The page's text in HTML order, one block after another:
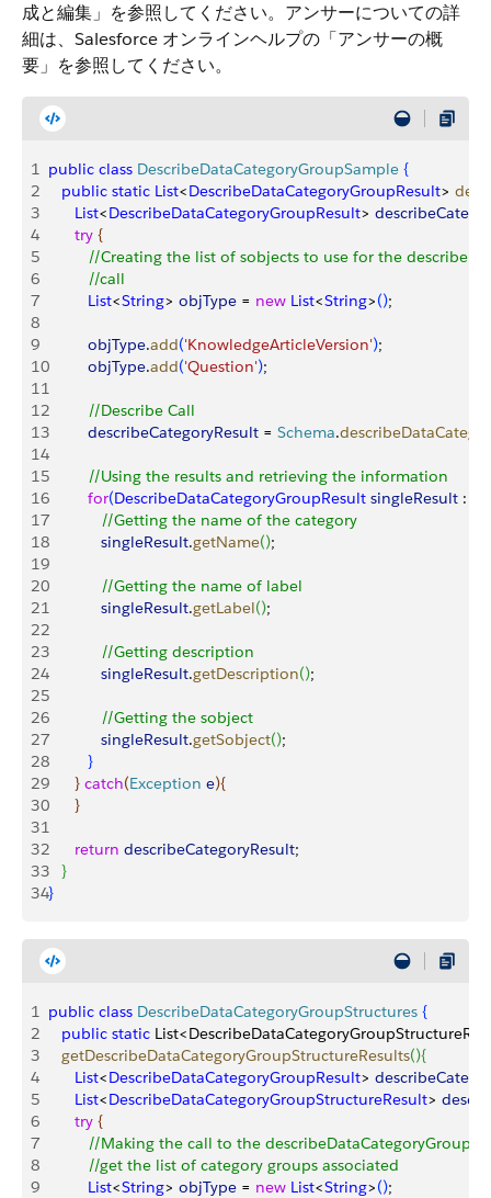
成と編集」を参照してください。アンサーについての詳
細は、Salesforce オンラインヘルプの「アンサーの概
要」を参照してください。
1 public class DescribeDataCategoryGroupSample {
2
   public
static List<DescribeDataCategoryGroupResult>
3
      List
<DescribeDataCategoryGroupResult>
4
      try
{
5
         //Creating the list of sobjects to use for the describe
6
         //call
7
         List
<String> objType = new List<String>();
8
9
         objType
.add('KnowledgeArticleVersion');
10
         objType
.add('Question');
11
12
         //Describe Call
13
         describeCategoryResult
= Schema.
14
15
         //Using the results and retrieving the information
16
         for
(DescribeDataCategoryGroupResult singleResult :
17
            //Getting the name of the category
18
            singleResult
.getName();
19
20
            //Getting the name of label
21
            singleResult
.getLabel();
22
23
            //Getting description
24
            singleResult
.getDescription();
25
26
            //Getting the sobject
27
            singleResult
.getSobject();
28
}
29
} catch(Exception e){
30
}
31
32
      return
describeCategoryResult;
33
}
34}
1 public class DescribeDataCategoryGroupStructures {
2
   public
static List<
3
   getDescribeDataCategoryGroupStructureResults
(){
4
      List
<DescribeDataCategoryGroupResult>
5
      List
<DescribeDataCategoryGroupStructureResult>
6
      try
{
7
//Making the call to the describeDataCategoryGroups
8
         //get the list of category groups associated
9
         List
<String> objType = new List<String>();